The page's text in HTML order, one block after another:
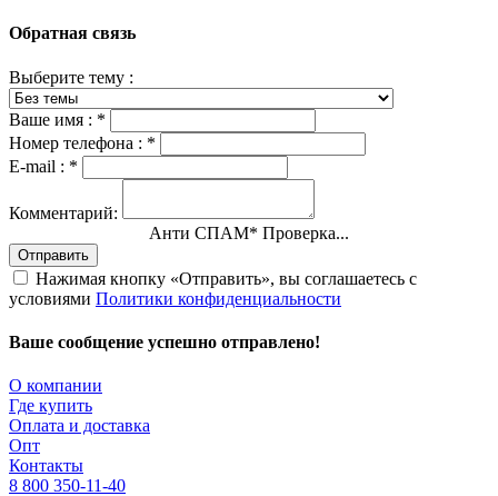
Обратная связь
Выберите тему :
Ваше имя : *
Номер телефона : *
E-mail : *
Комментарий:
Анти СПАМ* Проверка...
Отправить
Нажимая кнопку «Отправить», вы соглашаетесь с
условиями Политики конфиденциальности
Ваше сообщение успешно отправлено!
О компании
Где купить
Оплата и доставка
Опт
Контакты
8 800 350-11-40